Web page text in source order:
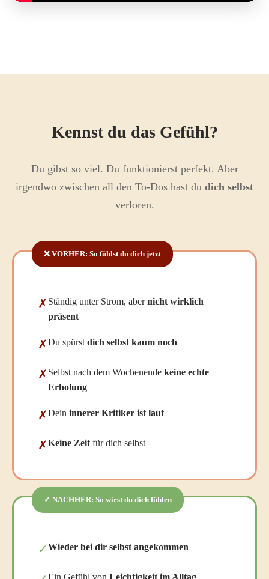
Kennst du das Gefühl?
Du gibst so viel. Du funktionierst perfekt. Aber
irgendwo zwischen all den To-Dos hast du dich selbst
verloren.
❌ VORHER: So fühlst du dich jetzt
✗ Ständig unter Strom, abernicht wirklich
präsent
✗Du spürst dich selbst kaum noch
✗ Selbst nach dem Wochenende keine echte
Erholung
✗Dein innerer Kritiker ist laut
✗Keine Zeit für dich selbst
✓ NACHHER: So wirst du dich fühlen
✓ Wieder bei dir selbst angekommen
Ein Gefühl von Leichtigkeit im Alltag